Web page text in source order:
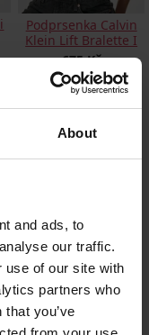
About
and ads, to
our traffic.
use of our site with
partners who
you’ve
Podprsenka Calvin
Klein Lift Bralette I
675 Kč